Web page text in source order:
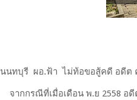
นนทบุรี ผอ.ฟ้า ไม่ท้อขอสู้คดี อดีต
จากกรณีที่เมื่อเดือน พ.ย 2558 อ